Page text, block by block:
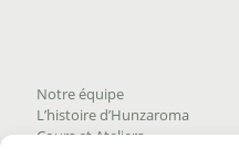
Notre équipe
L’histoire d’Hunzaroma
Cours et Ateliers